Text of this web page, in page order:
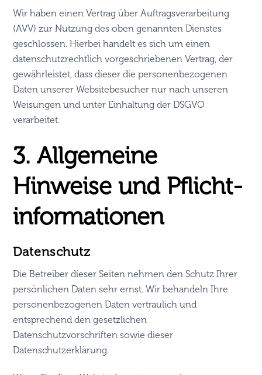
Wir haben einen Vertrag über Auftragsverarbeitung
(AVV) zur Nutzung des oben genannten Dienstes
geschlossen. Hierbei handelt es sich um einen
datenschutzrechtlich vorgeschriebenen Vertrag, der
gewährleistet, dass dieser die personenbezogenen
Daten unserer Websitebesucher nur nach unseren
Weisungen und unter Einhaltung der DSGVO
verarbeitet.
3. Allgemeine
Hinweise und Pflicht­
informationen
Datenschutz
Die Betreiber dieser Seiten nehmen den Schutz Ihrer
persönlichen Daten sehr ernst. Wir behandeln Ihre
personenbezogenen Daten vertraulich und
entsprechend den gesetzlichen
Datenschutzvorschriften sowie dieser
Datenschutzerklärung.